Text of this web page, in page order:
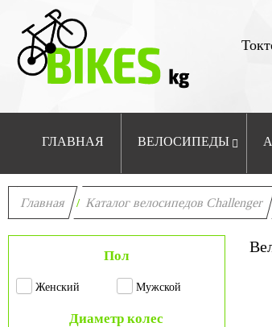
ГЛАВНАЯ ВЕЛОСИПЕДЫ
Главная / Каталог велосипедов Challenger
Пол
Женский Мужской
Диаметр колес